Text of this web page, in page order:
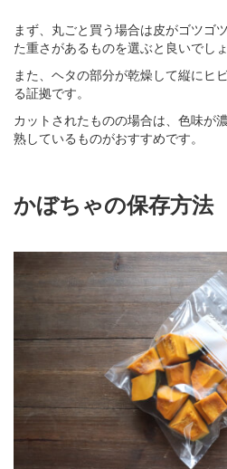
まず、丸ごと買う場合は皮がゴツゴ
た重さがあるものを選ぶと良いでしょ
また、ヘタの部分が乾燥して縦にヒ
る証拠です。
カットされたものの場合は、色味が
熟しているものがおすすめです。
かぼちゃの保存方法